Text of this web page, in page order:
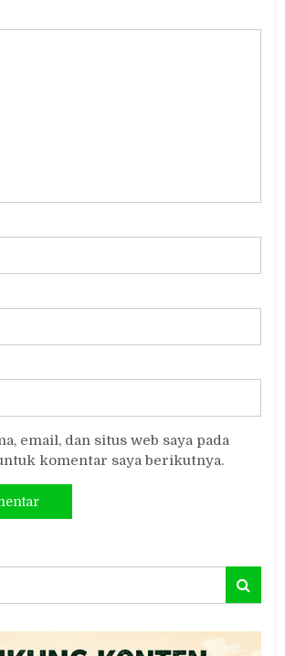
email, dan situs web saya pada
komentar saya berikutnya.
Search